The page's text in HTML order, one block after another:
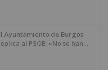
Ayuntamiento de Burgos
al PSOE: «No se han